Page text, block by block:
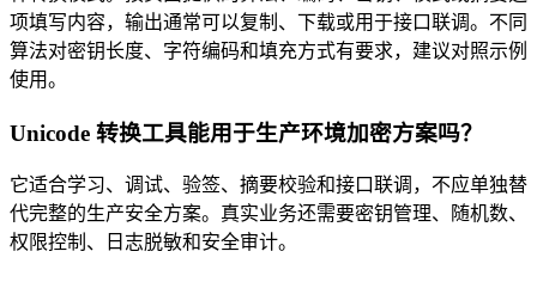
项填写内容，输出通常可以复制、下载或用于接口联调。不同
算法对密钥长度、字符编码和填充方式有要求，建议对照示例
使用。
Unicode 转换工具能用于生产环境加密方案吗？
它适合学习、调试、验签、摘要校验和接口联调，不应单独替
代完整的生产安全方案。真实业务还需要密钥管理、随机数、
权限控制、日志脱敏和安全审计。